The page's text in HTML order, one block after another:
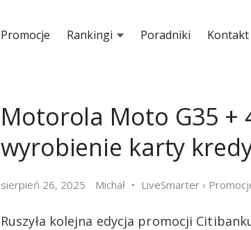
Promocje Rankingi Poradniki Kontakt
Motorola Moto G35 +
wyrobienie karty
sierpień 26, 2025 Michał LiveSmarter ›
Ruszyła kolejna edycja promocji